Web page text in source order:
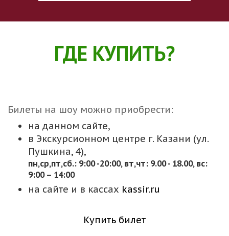
ГДЕ КУПИТЬ?
Билеты на шоу можно приобрести:
на данном сайте,
в Экскурсионном центре г. Казани (ул.
Пушкина, 4),
пн,cр,пт,сб.: 9:00 -20:00, вт,чт: 9.00 - 18.00, вс:
9:00 – 14:00
на сайте и в кассах kassir.ru
Купить билет